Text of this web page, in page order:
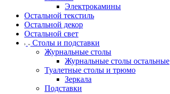
Электрокамины
Остальной текстиль
Остальной декор
Остальной свет
Столы и подставки
Журнальные столы
Журнальные столы остальные
Туалетные столы и трюмо
Зеркала
Подставки